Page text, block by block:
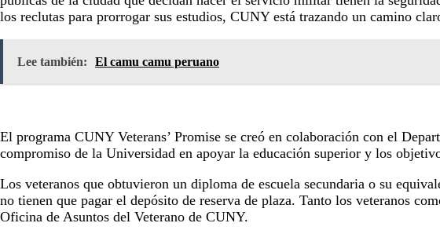
los reclutas para prorrogar sus estudios, CUNY está trazando un camino
Lee también: El camu camu peruano
El programa CUNY Veterans’ Promise se creó en colaboración con el
compromiso de la Universidad en apoyar la educación superior y los
Los veteranos que obtuvieron un diploma de escuela secundaria o su
no tienen que pagar el depósito de reserva de plaza. Tanto los veteranos
Oficina de Asuntos del Veterano de CUNY.